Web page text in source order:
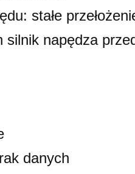
stałe
silnik napędza
danych